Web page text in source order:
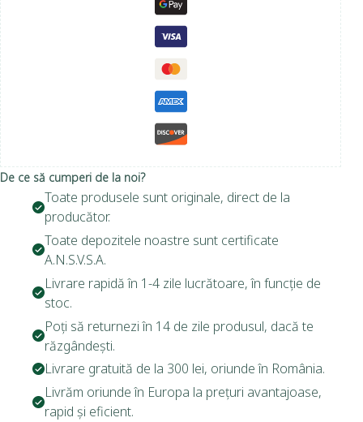
De ce să cumperi de la noi?
Toate produsele sunt originale, direct de la
producător.
Toate depozitele noastre sunt certificate
A.N.S.V.S.A.
Livrare rapidă în 1-4 zile lucrătoare, în funcție de
stoc.
Poți să returnezi în 14 de zile produsul, dacă te
răzgândești.
Livrare gratuită de la 300 lei, oriunde în România.
Livrăm oriunde în Europa la prețuri avantajoase,
rapid și eficient.